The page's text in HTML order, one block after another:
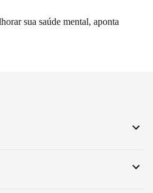
sua saúde mental, aponta